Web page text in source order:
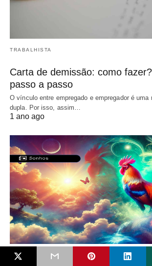
TRABALHISTA
Carta de demissão: como
passo a passo
O vínculo entre empregado e empregador é uma
dupla. Por isso, assim…
1 ano ago
SONHOS